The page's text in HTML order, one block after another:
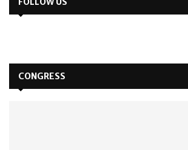
CONGRESS